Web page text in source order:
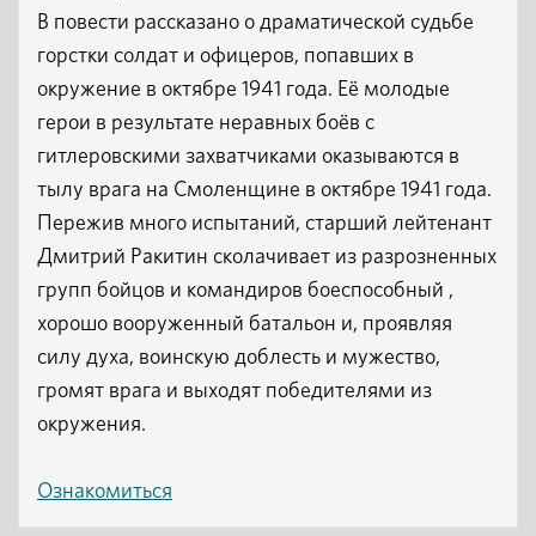
В повести рассказано о драматической судьбе
горстки солдат и офицеров, попавших в
окружение в октябре 1941 года. Её молодые
герои в результате неравных боёв с
гитлеровскими захватчиками оказываются в
тылу врага на Смоленщине в октябре 1941 года.
Пережив много испытаний, старший лейтенант
Дмитрий Ракитин сколачивает из разрозненных
групп бойцов и командиров боеспособный ,
хорошо вооруженный батальон и, проявляя
силу духа, воинскую доблесть и мужество,
громят врага и выходят победителями из
окружения.
Ознакомиться